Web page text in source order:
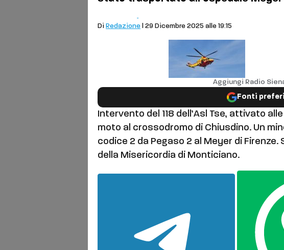
Di Redazione | 29 Dicembre 2025 alle 19:15
Aggiungi Radio
Fonti
Intervento del 118 dell’Asl Tse, attivato
moto al crossodromo di Chiusdino. Un
codice 2 da Pegaso 2 al Meyer di Firenze.
della Misericordia di Monticiano.